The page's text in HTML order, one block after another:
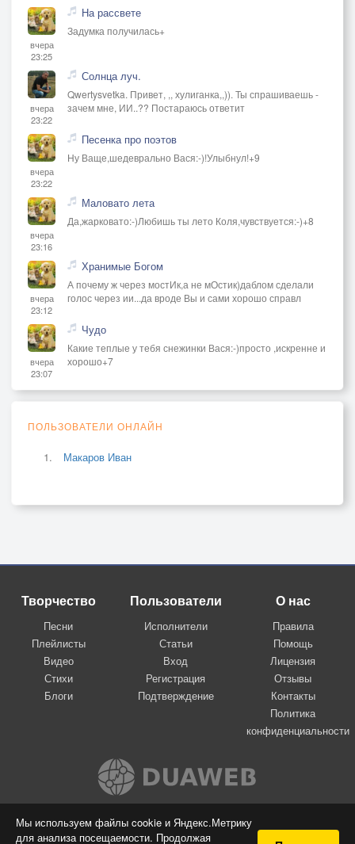
Мы используем файлы cookie и Яндекс.Метрику
для анализа посещаемости. Продолжая
вчера
23:25
На рассвете
Задумка получилась+
вчера
23:22
Солнца луч.
Qwertysvetka. Привет, ,, хулиганка,,)). Ты спрашиваешь -
зачем мне, ИИ..?? Постараюсь ответит
вчера
23:22
Песенка про поэтов
Ну Ваще,шедеврально Вася:-)!Улыбнул!+9
вчера
23:16
Маловато лета
Да,жарковато:-)Любишь ты лето Коля,чувствуется:-)+8
вчера
23:12
Хранимые Богом
А почему ж через мостИк,а не мОстик)даблом сделали
голос через ии...да вроде Вы и сами хорошо справл
вчера
23:07
Чудо
Какие теплые у тебя снежинки Вася:-)просто ,искренне и
хорошо+7
ПОЛЬЗОВАТЕЛИ ОНЛАЙН
Макаров Иван
Творчество
Песни
Плейлисты
Видео
Стихи
Блоги
Пользователи
Исполнители
Статьи
Вход
Регистрация
Подтверждение
О нас
Правила
Помощь
Лицензия
Отзывы
Контакты
Политика
конфиденциальности
Вконтакте
© 2009-2026 Я-пою